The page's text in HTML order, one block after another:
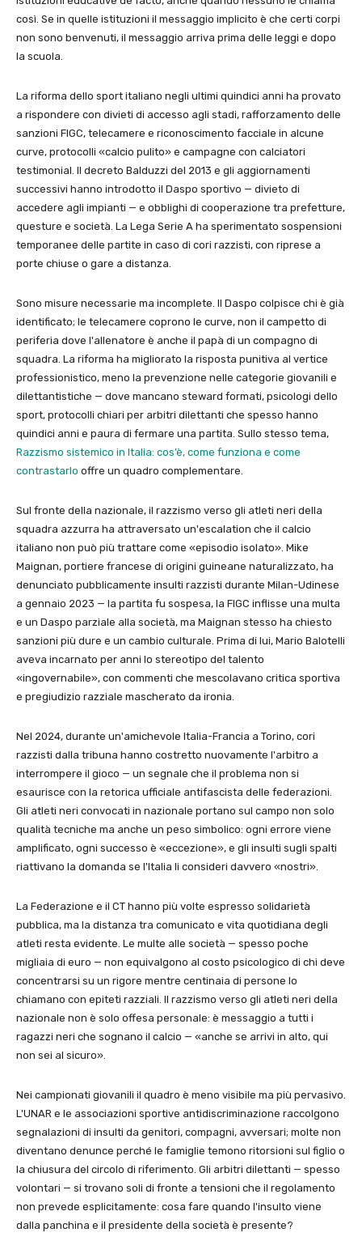
così. Se in quelle istituzioni il messaggio implicito è che certi corpi
non sono benvenuti, il messaggio arriva prima delle leggi e dopo
la scuola.
La riforma dello sport italiano negli ultimi quindici anni ha provato
a rispondere con divieti di accesso agli stadi, rafforzamento delle
sanzioni FIGC, telecamere e riconoscimento facciale in alcune
curve, protocolli «calcio pulito» e campagne con calciatori
testimonial. Il decreto Balduzzi del 2013 e gli aggiornamenti
successivi hanno introdotto il Daspo sportivo — divieto di
accedere agli impianti — e obblighi di cooperazione tra prefetture,
questure e società. La Lega Serie A ha sperimentato sospensioni
temporanee delle partite in caso di cori razzisti, con riprese a
porte chiuse o gare a distanza.
Sono misure necessarie ma incomplete. Il Daspo colpisce chi è già
identificato; le telecamere coprono le curve, non il campetto di
periferia dove l'allenatore è anche il papà di un compagno di
squadra. La riforma ha migliorato la risposta punitiva al vertice
professionistico, meno la prevenzione nelle categorie giovanili e
dilettantistiche — dove mancano steward formati, psicologi dello
sport, protocolli chiari per arbitri dilettanti che spesso hanno
quindici anni e paura di fermare una partita. Sullo stesso tema,
Razzismo sistemico in Italia: cos’è, come funziona e come
contrastarlo offre un quadro complementare.
Sul fronte della nazionale, il razzismo verso gli atleti neri della
squadra azzurra ha attraversato un'escalation che il calcio
italiano non può più trattare come «episodio isolato». Mike
Maignan, portiere francese di origini guineane naturalizzato, ha
denunciato pubblicamente insulti razzisti durante Milan-Udinese
a gennaio 2023 — la partita fu sospesa, la FIGC inflisse una multa
e un Daspo parziale alla società, ma Maignan stesso ha chiesto
sanzioni più dure e un cambio culturale. Prima di lui, Mario Balotelli
aveva incarnato per anni lo stereotipo del talento
«ingovernabile», con commenti che mescolavano critica sportiva
e pregiudizio razziale mascherato da ironia.
Nel 2024, durante un'amichevole Italia-Francia a Torino, cori
razzisti dalla tribuna hanno costretto nuovamente l'arbitro a
interrompere il gioco — un segnale che il problema non si
esaurisce con la retorica ufficiale antifascista delle federazioni.
Gli atleti neri convocati in nazionale portano sul campo non solo
qualità tecniche ma anche un peso simbolico: ogni errore viene
amplificato, ogni successo è «eccezione», e gli insulti sugli spalti
riattivano la domanda se l'Italia li consideri davvero «nostri».
La Federazione e il CT hanno più volte espresso solidarietà
pubblica, ma la distanza tra comunicato e vita quotidiana degli
atleti resta evidente. Le multe alle società — spesso poche
migliaia di euro — non equivalgono al costo psicologico di chi deve
concentrarsi su un rigore mentre centinaia di persone lo
chiamano con epiteti razziali. Il razzismo verso gli atleti neri della
nazionale non è solo offesa personale: è messaggio a tutti i
ragazzi neri che sognano il calcio — «anche se arrivi in alto, qui
non sei al sicuro».
Nei campionati giovanili il quadro è meno visibile ma più pervasivo.
L'UNAR e le associazioni sportive antidiscriminazione raccolgono
segnalazioni di insulti da genitori, compagni, avversari; molte non
diventano denunce perché le famiglie temono ritorsioni sul figlio o
la chiusura del circolo di riferimento. Gli arbitri dilettanti — spesso
volontari — si trovano soli di fronte a tensioni che il regolamento
non prevede esplicitamente: cosa fare quando l'insulto viene
dalla panchina e il presidente della società è presente?